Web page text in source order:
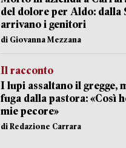
del dolore per Aldo: dalla
arrivano i genitori
di Giovanna Mezzana
Il racconto
I lupi assaltano il gregge,
fuga dalla pastora: «Così
mie pecore»
di Redazione Carrara